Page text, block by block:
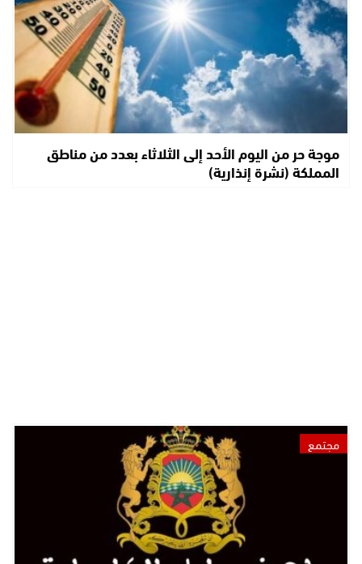
موجة حر من اليوم الأحد إلى الثلاثاء بعدد من مناطق
المملكة (نشرة إنذارية)
مجتمع